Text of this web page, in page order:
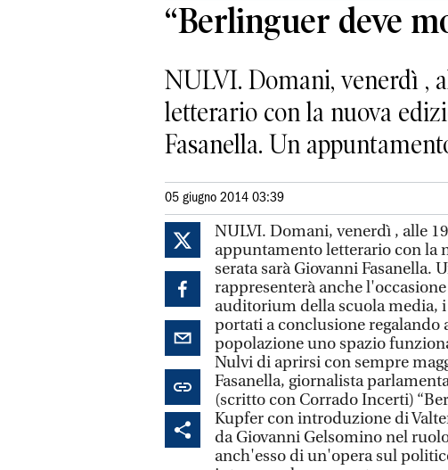
“Berlinguer deve
NULVI. Domani, venerdì ,
letterario con la nuova
Fasanella. Un
05 giugno 2014 03:39
NULVI. Domani, venerdì , alle
appuntamento letterario con la
serata sarà Giovanni Fasanella.
rappresenterà anche
auditorium della scuola media,
portati a conclusione
popolazione uno spazio
Nulvi di aprirsi con sempre
Fasanella, giornalista
(scritto con Corrado Incerti)
Kupfer con introduzione di
da Giovanni Gelsomino nel
anch'esso di un'opera sul